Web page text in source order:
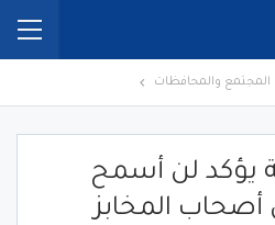
المجتمع والمحافظات
يؤكد لن أسمح
المخابز